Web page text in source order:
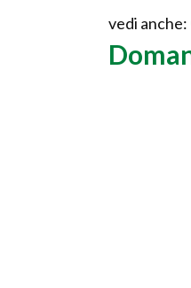
vedi anche: